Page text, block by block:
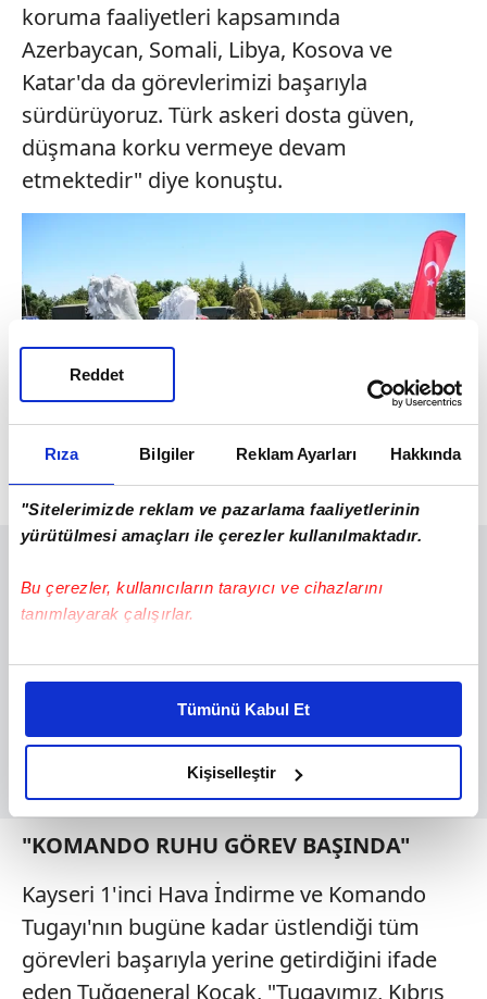
Rıza Bilgiler Reklam Ayarları Hakkında
"Sitelerimizde reklam ve pazarlama faaliyetlerinin
yürütülmesi amaçları ile çerezler kullanılmaktadır.
Bu çerezler, kullanıcıların tarayıcı ve cihazlarını
tanımlayarak çalışırlar.
Bu çerezlere izin vermeniz halinde sizlere özel
daha iyi reklam deneyimi yaşatabiliriz. Bunu yaparken
amacımızın size daha iyi bir reklam deneyimi sunmak
olduğunu ve sizlere en iyi içerikleri sunabilmek adına
elimizden gelen çabayı gösterdiğimizi ve bu noktada,
reklamların maliyetlerimizi karşılamak noktasında tek gelir
kalemimiz olduğunu sizlere hatırlatmak isteriz.
Her halükârda, kullanıcılar, bu çerezlere izin vermedikleri
takdirde, kullanıcılara hedefli reklamlar
gösterilmeyecektir."
Tümünü Kabul Et
Kişiselleştir
Reddet
koruma faaliyetleri kapsamında
Azerbaycan, Somali, Libya, Kosova ve
Katar'da da görevlerimizi başarıyla
sürdürüyoruz. Türk askeri dosta güven,
düşmana korku vermeye devam
etmektedir" diye konuştu.
"KOMANDO RUHU GÖREV BAŞINDA"
Kayseri 1'inci Hava İndirme ve Komando
Tugayı'nın bugüne kadar üstlendiği tüm
görevleri başarıyla yerine getirdiğini ifade
eden Tuğgeneral Koçak, "Tugayımız, Kıbrıs